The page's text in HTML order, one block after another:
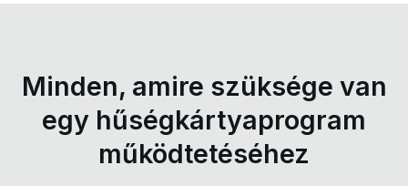
Minden, amire szüksége van
egy hűségkártyaprogram
működtetéséhez